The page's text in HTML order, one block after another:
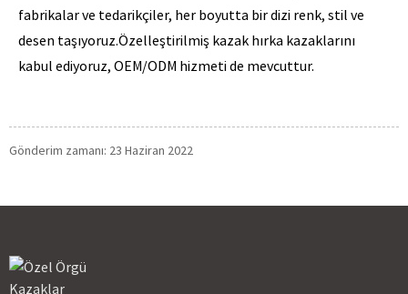
fabrikalar ve tedarikçiler, her boyutta bir dizi renk, stil ve
desen taşıyoruz.Özelleştirilmiş kazak hırka kazaklarını
kabul ediyoruz, OEM/ODM hizmeti de mevcuttur.
Gönderim zamanı: 23 Haziran 2022